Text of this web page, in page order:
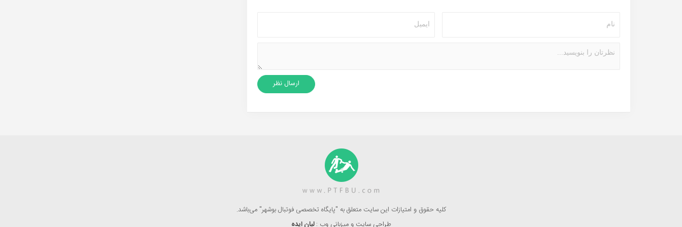
کلیه حقوق و امتیازات این سایت متعلق به "پایگاه تخصصی فوتبال بوشهر" می‌باشد.
طراحی سایت و میزبانی وب :لیان ایده